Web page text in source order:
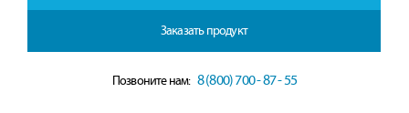
Заказать продукт
Позвоните нам: 8 (800) 700 - 87 - 55